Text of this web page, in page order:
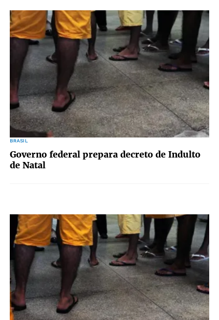
BRASIL
Governo federal prepara decreto de Indulto
de Natal